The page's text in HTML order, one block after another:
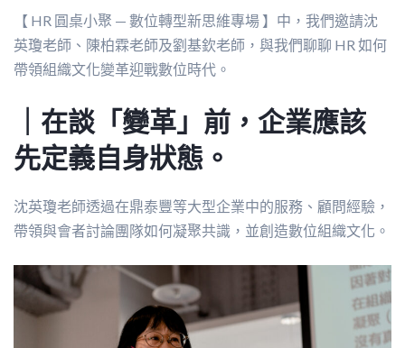
【 HR 圓桌小聚 — 數位轉型新思維專場 】中，我們邀請沈
英瓊老師、陳柏霖老師及劉基欽老師，與我們聊聊 HR 如何
帶領組織文化變革迎戰數位時代。
｜在談「變革」前，企業應該
先定義自身狀態。
沈英瓊老師透過在鼎泰豐等大型企業中的服務、顧問經驗，
帶領與會者討論團隊如何凝聚共識，並創造數位組織文化。